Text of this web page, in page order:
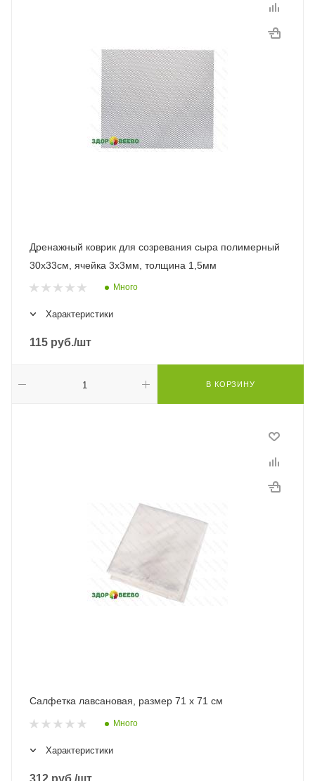
Дренажный коврик для созревания сыра полимерный
30х33см, ячейка 3х3мм, толщина 1,5мм
Много
Характеристики
115 руб./шт
В КОРЗИНУ
Салфетка лавсановая, размер 71 х 71 см
Много
Характеристики
312 руб./шт